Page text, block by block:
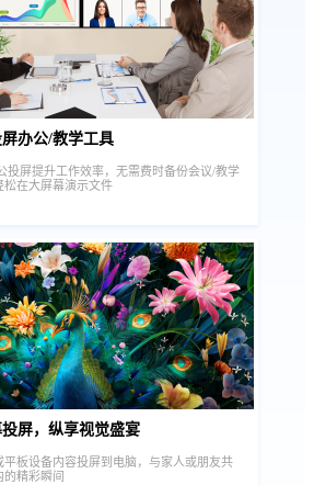
办公/教学工具
投屏提升工作效率，无需费时备份会议/教学
松在大屏幕演示文件
屏，纵享视觉盛宴
平板设备内容投屏到电脑，与家人或朋友共
的精彩瞬间